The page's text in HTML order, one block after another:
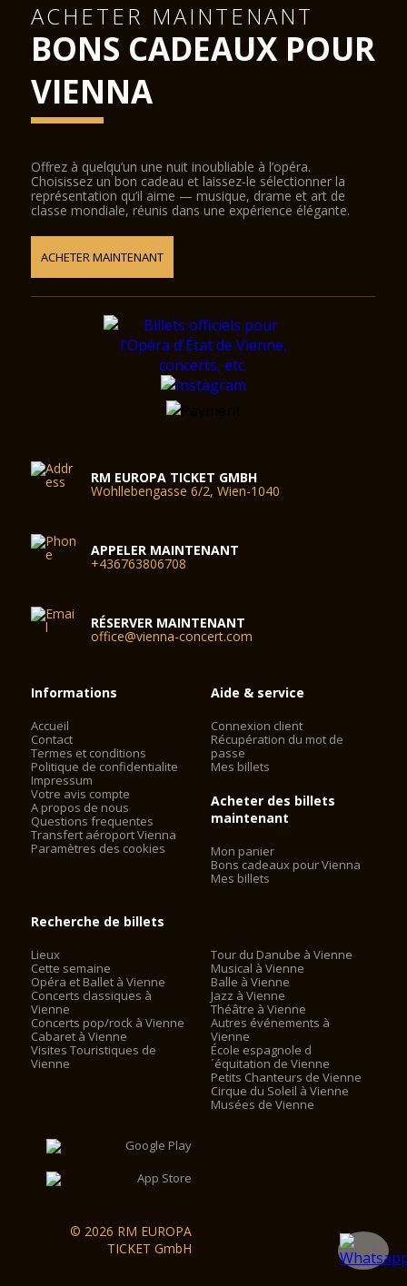
ACHETER MAINTENANT
BONS CADEAUX POUR
VIENNA
Offrez à quelqu’un une nuit inoubliable à l’opéra.
Choisissez un bon cadeau et laissez-le sélectionner la
représentation qu’il aime — musique, drame et art de
classe mondiale, réunis dans une expérience élégante.
ACHETER MAINTENANT
RM EUROPA TICKET GMBH
Wohllebengasse 6/2, Wien-1040
APPELER MAINTENANT
+436763806708
RÉSERVER MAINTENANT
office@vienna-concert.com
Informations
Accueil
Contact
Termes et conditions
Politique de confidentialite
Impressum
Votre avis compte
A propos de nous
Questions frequentes
Transfert aéroport Vienna
Paramètres des cookies
Aide & service
Connexion client
Récupération du mot de
passe
Mes billets
Acheter des billets
maintenant
Mon panier
Bons cadeaux pour Vienna
Mes billets
Recherche de billets
Lieux
Cette semaine
Opéra et Ballet à Vienne
Concerts classiques à
Vienne
Concerts pop/rock à Vienne
Cabaret à Vienne
Visites Touristiques de
Vienne
Tour du Danube à Vienne
Musical à Vienne
Balle à Vienne
Jazz à Vienne
Théâtre à Vienne
Autres événements à
Vienne
École espagnole d
´équitation de Vienne
Petits Chanteurs de Vienne
Cirque du Soleil à Vienne
Musées de Vienne
© 2026 RM EUROPA
TICKET GmbH